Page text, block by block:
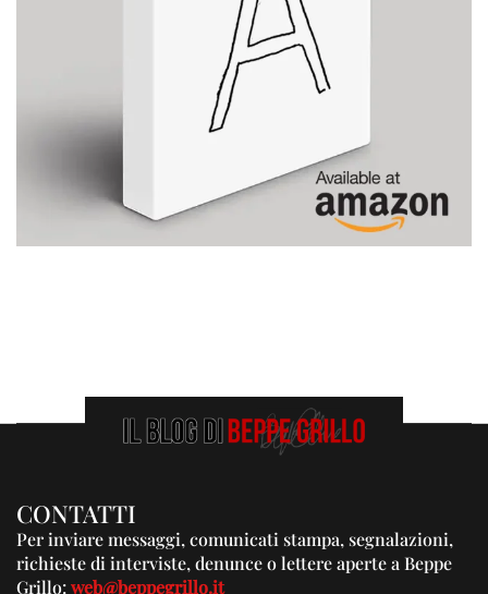
CONTATTI
Per inviare messaggi, comunicati stampa, segnalazioni,
richieste di interviste, denunce o lettere aperte a Beppe
Grillo:web@beppegrillo.it